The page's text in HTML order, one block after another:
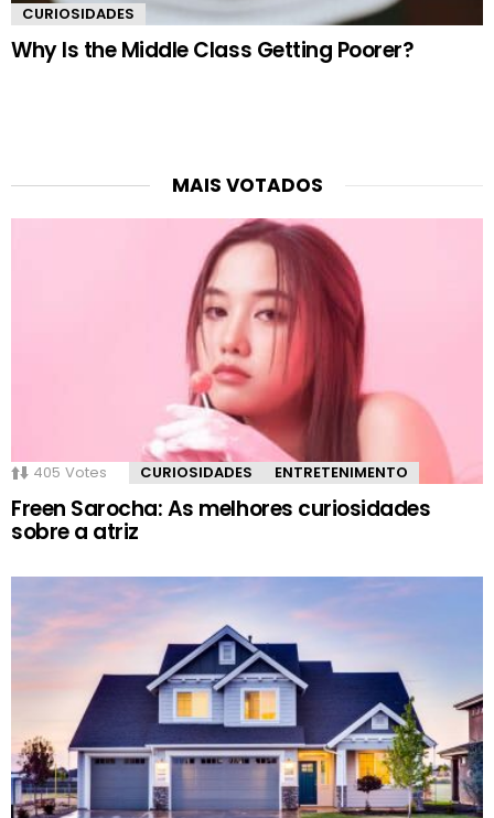
CURIOSIDADES
Why Is the Middle Class Getting Poorer?
MAIS VOTADOS
405 Votes CURIOSIDADES ENTRETENIMENTO
Freen Sarocha: As melhores curiosidades
sobre a atriz